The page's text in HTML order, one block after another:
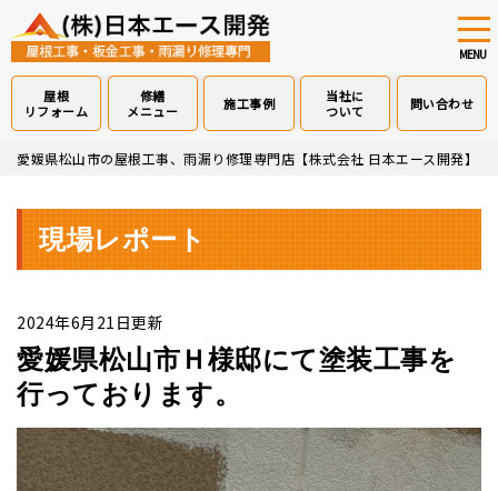
Skip
content
MENU
屋根
リフォーム
修繕
メニュー
施工事例
当社に
ついて
問い合わせ
愛媛県松山市の屋根工事、雨漏り修理専門店【株式会社 日本エース開発】
現場レポート
2024年6月21日更新
愛媛県松山市Ｈ様邸にて塗装工事を
行っております。